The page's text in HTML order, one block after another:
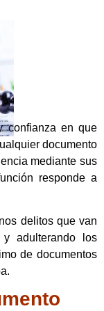
confianza en que
documento
mediante sus
responde a
delitos que van
adulterando los
de documentos